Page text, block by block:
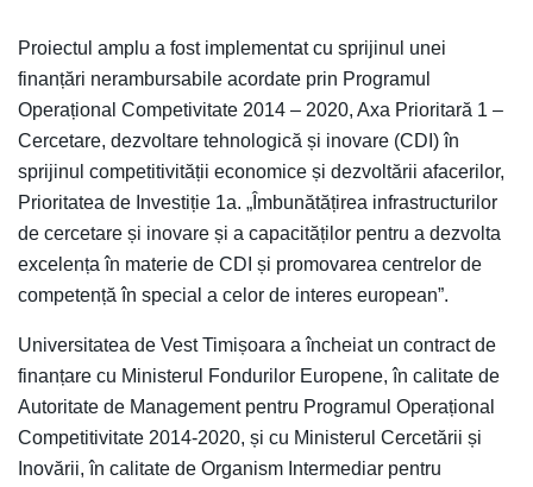
Proiectul amplu a fost implementat cu sprijinul unei
finanțări nerambursabile acordate prin Programul
Operațional Competivitate 2014 – 2020, Axa Prioritară 1 –
Cercetare, dezvoltare tehnologică și inovare (CDI) în
sprijinul competitivității economice și dezvoltării afacerilor,
Prioritatea de Investiție 1a. „Îmbunătățirea infrastructurilor
de cercetare și inovare și a capacităților pentru a dezvolta
excelența în materie de CDI și promovarea centrelor de
competență în special a celor de interes european”.
Universitatea de Vest Timișoara a încheiat un contract de
finanțare cu Ministerul Fondurilor Europene, în calitate de
Autoritate de Management pentru Programul Operațional
Competitivitate 2014-2020, și cu Ministerul Cercetării și
Inovării, în calitate de Organism Intermediar pentru